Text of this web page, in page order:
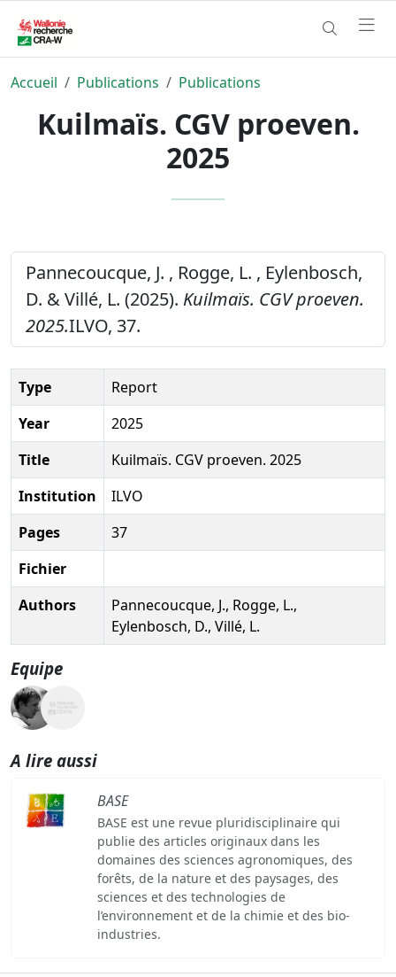
Accueil Publications Publications
Kuilmaïs. CGV proeven.
2025
Pannecoucque, J. , Rogge, L. , Eylenbosch,
D. & Villé, L. (2025). Kuilmaïs. CGV proeven.
2025.ILVO, 37.
Type
Report
Year
2025
Title
Kuilmaïs. CGV proeven. 2025
Institution
ILVO
Pages
37
Fichier
Authors
Pannecoucque, J., Rogge, L.,
Eylenbosch, D., Villé, L.
Equipe
A lire aussi
BASE
BASE est une revue pluridisciplinaire qui
publie des articles originaux dans les
domaines des sciences agronomiques, des
forêts, de la nature et des paysages, des
sciences et des technologies de
l’environnement et de la chimie et des bio-
industries.